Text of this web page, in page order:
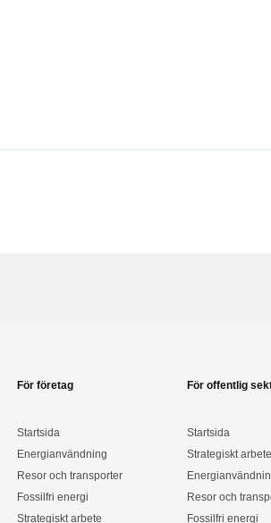
För företag
Startsida
Energianvändning
Resor och transporter
Fossilfri energi
Strategiskt arbete
För offentlig
Startsida
Strategiskt arbete
Resor och
Fossilfri energi